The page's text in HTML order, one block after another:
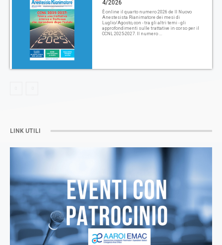
4/2026
È online il quarto numero 2026 de Il Nuovo
Anestesista Rianimatore dei mesi di
Luglio/Agosto, con - tra gli altri temi - gli
approfondimenti sulle trattative in corso per il
CCNL 2025-2027. Il numero ...
LINK UTILI